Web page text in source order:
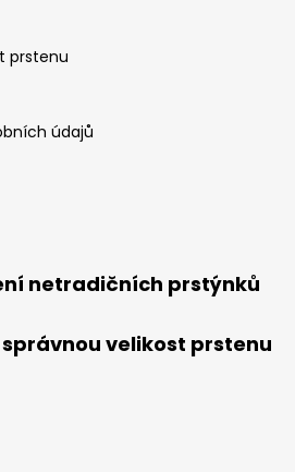
prstenu
údajů
netradičních prstýnků
velikost prstenu